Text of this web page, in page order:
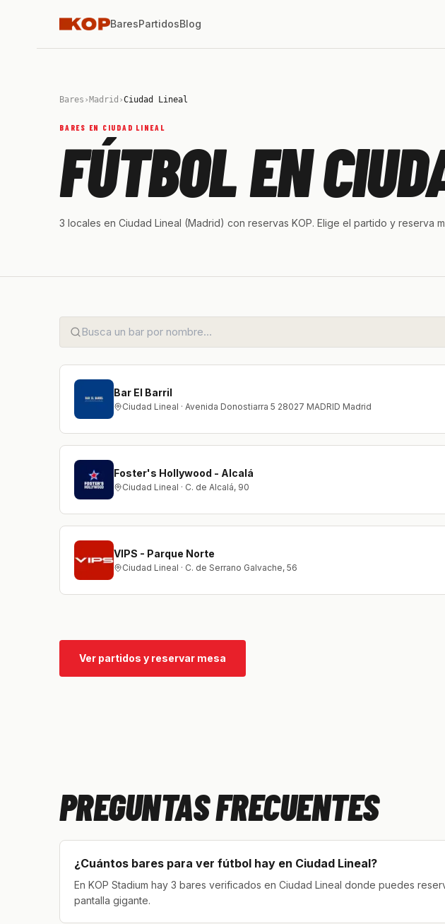
BaresPartidosBlog
Bares › Madrid ›Ciudad Lineal
BARES EN CIUDAD LINEAL
FÚTBOL EN
3 locales en Ciudad Lineal (Madrid) con reservas KOP. Elige el partido y reserva
Bar El Barril
Ciudad Lineal · Avenida Donostiarra 5 28027 MADRID Madrid
Foster's Hollywood - Alcalá
Ciudad Lineal · C. de Alcalá, 90
VIPS - Parque Norte
Ciudad Lineal · C. de Serrano Galvache, 56
Ver partidos y reservar mesa
PREGUNTAS FRECUENTES
¿Cuántos bares para ver fútbol hay en Ciudad Lineal?
En KOP Stadium hay 3 bares verificados en Ciudad Lineal donde puedes
pantalla gigante.